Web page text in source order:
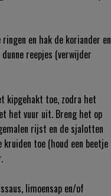
en hak de koriander en
reepjes (verwijder
kipgehakt toe, zodra het
het vuur uit. Breng het op
rijst en de sjalotten
kruiden toe (houd een beetje
limoensap en/of